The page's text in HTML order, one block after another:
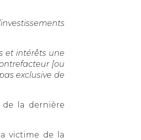
et intérêts une
[ou
exclusive de
de la dernière
victime de la